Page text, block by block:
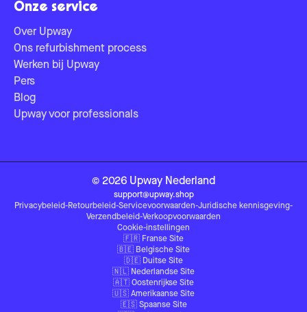
Onze service
Over Upway
Ons refurbishment process
Werken bij Upway
Pers
Blog
Upway voor professionals
© 2026 Upway Nederland
support@upway.shop
Privacybeleid-Retourbeleid-Servicevoorwaarden-Juridische kennisgeving-
Verzendbeleid-Verkoopvoorwaarden
Cookie-instellingen
🇫🇷 Franse Site
🇧🇪 Belgische Site
🇩🇪 Duitse Site
🇳🇱 Nederlandse Site
🇦🇹 Oostenrijkse Site
🇺🇸 Amerikaanse Site
🇪🇸 Spaanse Site